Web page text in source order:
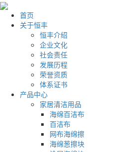
首页
关于恒丰
恒丰介绍
企业文化
社会责任
发展历程
荣誉资质
体系证书
产品中心
家居清洁用品
海绵百洁布
百洁布
网布海绵擦
海绵葱擦块